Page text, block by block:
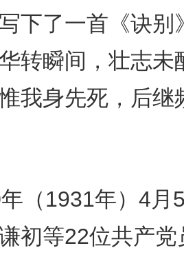
下了一首《诀别
转瞬间，壮志未
我身先死，后继
1931年）4月
初等22位共产党